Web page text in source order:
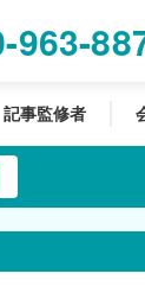
963-
記事監修者